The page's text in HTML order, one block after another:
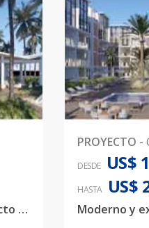
Moderno y exclusivo proyecto de Apartamentos en Ciudad Las Canas
PROYECTO -
DESDE US$
HASTA US$